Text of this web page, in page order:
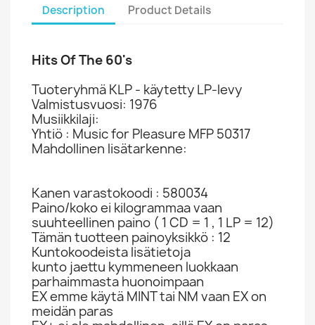
Description Product Details
Hits Of The 60's
Tuoteryhmä KLP - käytetty LP-levy
Valmistusvuosi: 1976
Musiikkilaji:
Yhtiö : Music for Pleasure MFP 50317
Mahdollinen lisätarkenne:
Kanen varastokoodi : 580034
Paino/koko ei kilogrammaa vaan
suuhteellinen paino ( 1 CD = 1 , 1 LP = 12)
Tämän tuotteen painoyksikkö : 12
Kuntokoodeista lisätietoja
kunto jaettu kymmeneen luokkaan
parhaimmasta huonoimpaan
EX emme käytä MINT tai NM vaan EX on
meidän paras